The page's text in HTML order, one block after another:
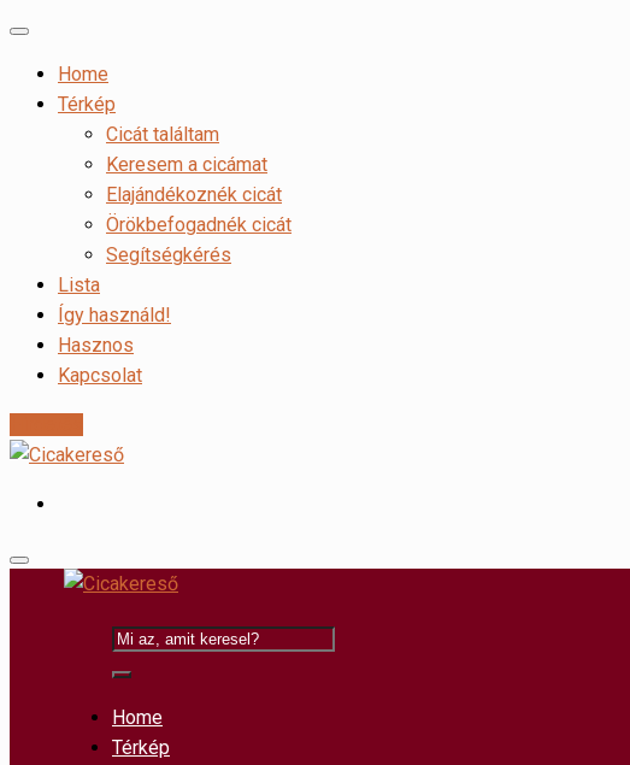
Home
Térkép
Cicát találtam
Keresem a cicámat
Elajándékoznék cicát
Örökbefogadnék cicát
Segítségkérés
Lista
Így használd!
Hasznos
Kapcsolat
Home
Térkép